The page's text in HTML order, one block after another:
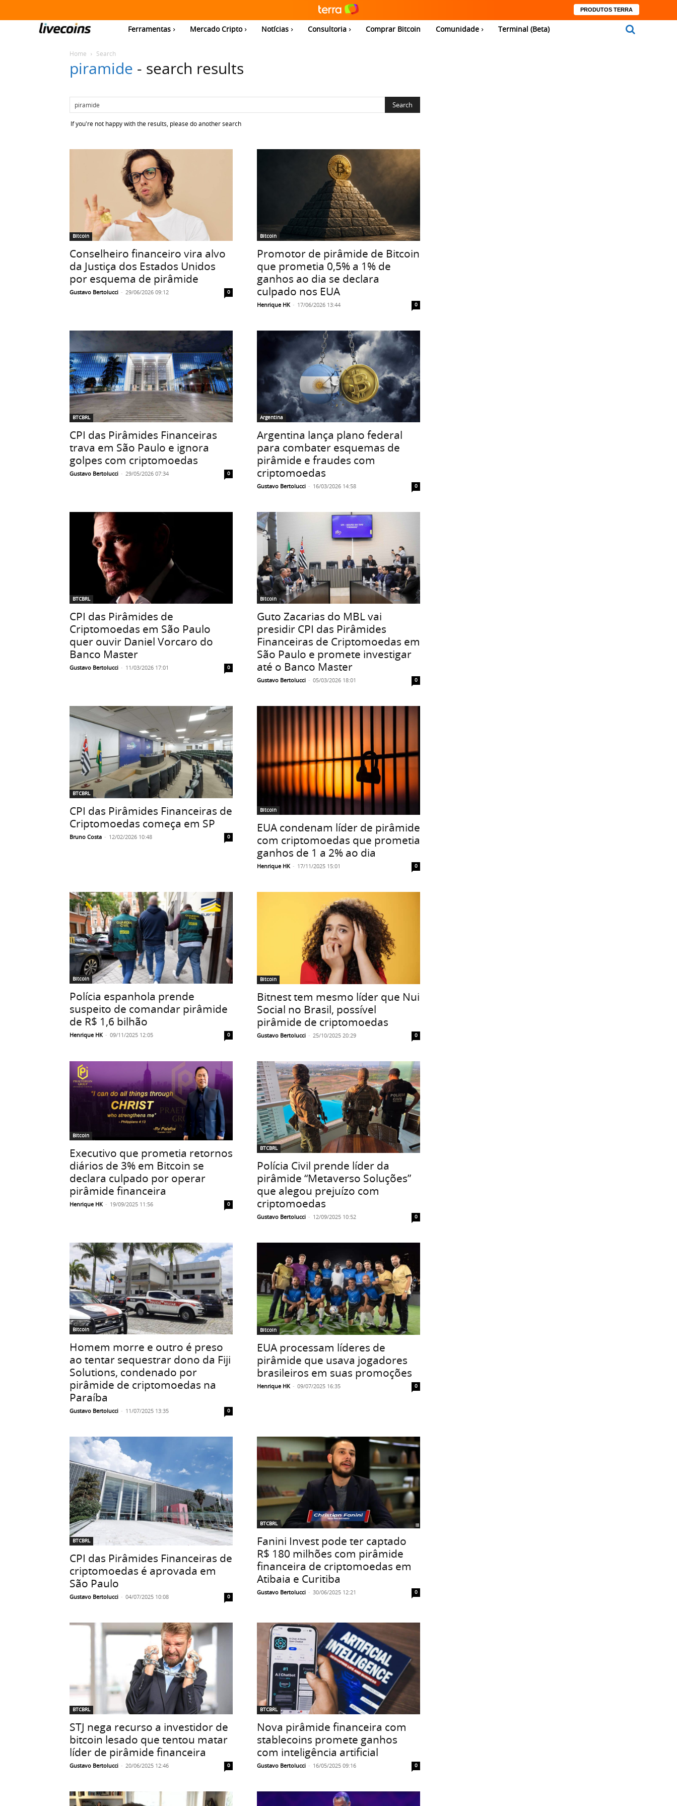
PRODUTOS TERRA
Ferramentas Mercado Cripto Notícias Consultoria Comprar Bitcoin Comunidade Terminal (Beta)
Home Search
piramide - search results
If you're not happy with the results, please do another search
Bitcoin
Conselheiro financeiro vira alvo
da Justiça dos Estados Unidos
por esquema de pirâmide
Gustavo Bertolucci - 29/06/2026 09:12 0
Bitcoin
Promotor de pirâmide de Bitcoin
que prometia 0,5% a 1% de
ganhos ao dia se declara
culpado nos EUA
Henrique HK - 17/06/2026 13:44 0
BTCBRL
CPI das Pirâmides Financeiras
trava em São Paulo e ignora
golpes com criptomoedas
Gustavo Bertolucci - 29/05/2026 07:34 0
Argentina
Argentina lança plano federal
para combater esquemas de
pirâmide e fraudes com
criptomoedas
Gustavo Bertolucci - 16/03/2026 14:58 0
BTCBRL
CPI das Pirâmides de
Criptomoedas em São Paulo
quer ouvir Daniel Vorcaro do
Banco Master
Gustavo Bertolucci - 11/03/2026 17:01 0
Bitcoin
Guto Zacarias do MBL vai
presidir CPI das Pirâmides
Financeiras de Criptomoedas em
São Paulo e promete investigar
até o Banco Master
Gustavo Bertolucci - 05/03/2026 18:01 0
BTCBRL
CPI das Pirâmides Financeiras de
Criptomoedas começa em SP
Bruno Costa - 12/02/2026 10:48 0
Bitcoin
EUA condenam líder de pirâmide
com criptomoedas que prometia
ganhos de 1 a 2% ao dia
Henrique HK - 17/11/2025 15:01 0
Bitcoin
Polícia espanhola prende
suspeito de comandar pirâmide
de R$ 1,6 bilhão
Henrique HK - 09/11/2025 12:05 0
Bitcoin
Bitnest tem mesmo líder que Nui
Social no Brasil, possível
pirâmide de criptomoedas
Gustavo Bertolucci - 25/10/2025 20:29 0
Bitcoin
Executivo que prometia retornos
diários de 3% em Bitcoin se
declara culpado por operar
pirâmide financeira
Henrique HK - 19/09/2025 11:56 0
BTCBRL
Polícia Civil prende líder da
pirâmide “Metaverso Soluções”
que alegou prejuízo com
criptomoedas
Gustavo Bertolucci - 12/09/2025 10:52 0
Bitcoin
Homem morre e outro é preso
ao tentar sequestrar dono da Fiji
Solutions, condenado por
pirâmide de criptomoedas na
Paraíba
Gustavo Bertolucci - 11/07/2025 13:35 0
Bitcoin
EUA processam líderes de
pirâmide que usava jogadores
brasileiros em suas promoções
Henrique HK - 09/07/2025 16:35 0
BTCBRL
CPI das Pirâmides Financeiras de
criptomoedas é aprovada em
São Paulo
Gustavo Bertolucci - 04/07/2025 10:08 0
BTCBRL
Fanini Invest pode ter captado
R$ 180 milhões com pirâmide
financeira de criptomoedas em
Atibaia e Curitiba
Gustavo Bertolucci - 30/06/2025 12:21 0
BTCBRL
STJ nega recurso a investidor de
bitcoin lesado que tentou matar
líder de pirâmide financeira
Gustavo Bertolucci - 20/06/2025 12:46 0
BTCBRL
Nova pirâmide financeira com
stablecoins promete ganhos
com inteligência artificial
Gustavo Bertolucci - 16/05/2025 09:16 0